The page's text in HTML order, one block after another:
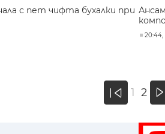
с пет чифта бухалки при
20:44,
« 1 2 »